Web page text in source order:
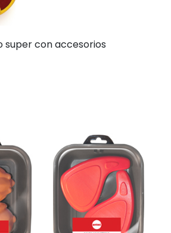
super con accesorios